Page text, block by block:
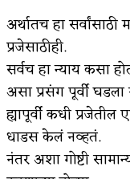
अर्थातच हा सर्वांसाठी
प्रजेसाठीही.
सर्वच हा न्याय कसा
असा प्रसंग पूर्वी घडला
ह्यापूर्वी कधी प्रजेतील
धाडस केलं नव्हतं.
नंतर अशा गोष्टी